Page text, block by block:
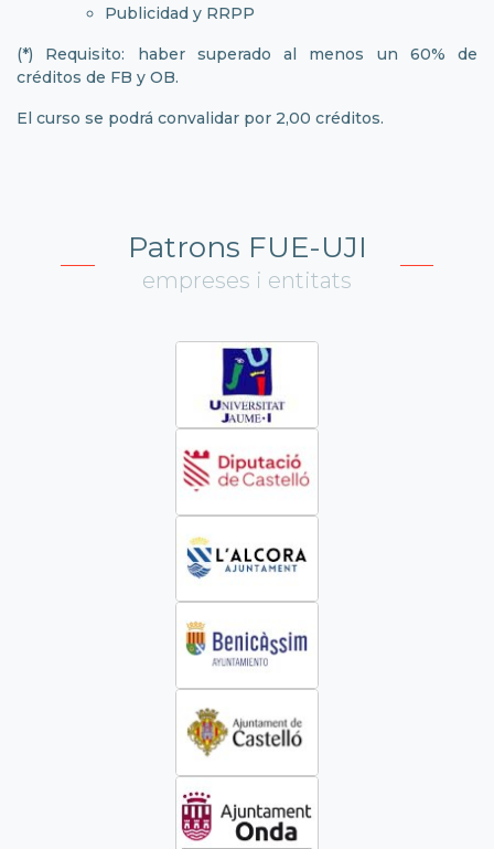
Publicidad y RRPP
(*) Requisito: haber superado al menos un 60% de
créditos de FB y OB.
El curso se podrá convalidar por 2,00 créditos.
Patrons FUE-UJI
empreses i entitats